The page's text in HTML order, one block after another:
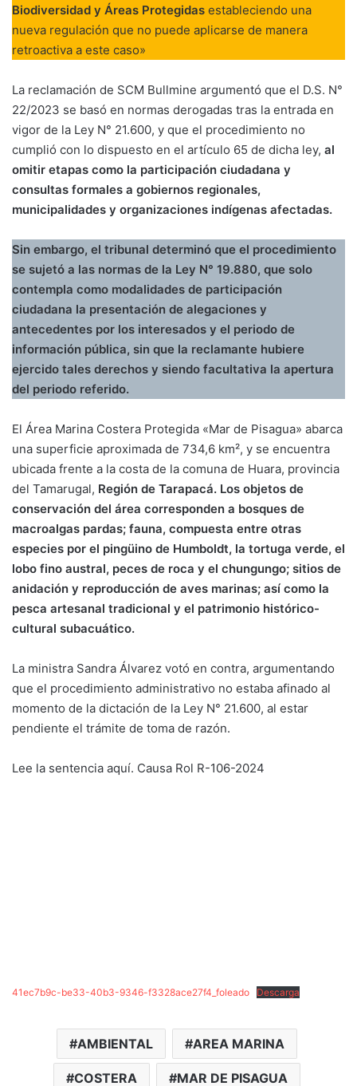
Biodiversidad y Áreas Protegidas estableciendo una
nueva regulación que no puede aplicarse de manera
retroactiva a este caso»
La reclamación de SCM Bullmine argumentó que el D.S. N°
22/2023 se basó en normas derogadas tras la entrada en
vigor de la Ley N° 21.600, y que el procedimiento no
cumplió con lo dispuesto en el artículo 65 de dicha ley, al
omitir etapas como la participación ciudadana y
consultas formales a gobiernos regionales,
municipalidades y organizaciones indígenas afectadas.
Sin embargo, el tribunal determinó que el procedimiento
se sujetó a las normas de la Ley N° 19.880, que solo
contempla como modalidades de participación
ciudadana la presentación de alegaciones y
antecedentes por los interesados y el periodo de
información pública, sin que la reclamante hubiere
ejercido tales derechos y siendo facultativa la apertura
del periodo referido.
El Área Marina Costera Protegida «Mar de Pisagua» abarca
una superficie aproximada de 734,6 km², y se encuentra
ubicada frente a la costa de la comuna de Huara, provincia
del Tamarugal, Región de Tarapacá. Los objetos de
conservación del área corresponden a bosques de
macroalgas pardas; fauna, compuesta entre otras
especies por el pingüino de Humboldt, la tortuga verde, el
lobo fino austral, peces de roca y el chungungo; sitios de
anidación y reproducción de aves marinas; así como la
pesca artesanal tradicional y el patrimonio histórico-
cultural subacuático.
La ministra Sandra Álvarez votó en contra, argumentando
que el procedimiento administrativo no estaba afinado al
momento de la dictación de la Ley N° 21.600, al estar
pendiente el trámite de toma de razón.
Lee la sentencia aquí. Causa Rol R-106-2024
41ec7b9c-be33-40b3-9346-f3328ace27f4_foleado Descarga
AMBIENTAL AREA MARINA
COSTERA MAR DE PISAGUA